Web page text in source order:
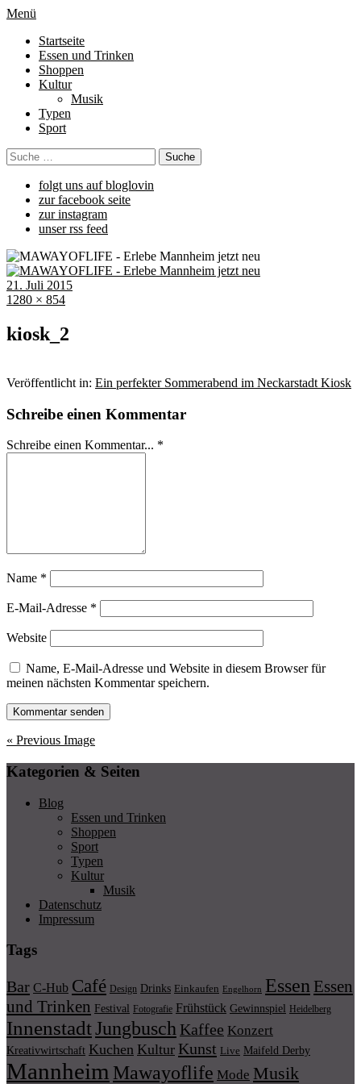
Menü
Startseite
Essen und Trinken
Shoppen
Kultur
Musik
Typen
Sport
folgt uns auf bloglovin
zur facebook seite
zur instagram
unser rss feed
21. Juli 2015
1280 × 854
kiosk_2
Veröffentlicht in: Ein perfekter Sommerabend im Neckarstadt Kiosk
Schreibe einen Kommentar
Schreibe einen Kommentar... *
Name *
E-Mail-Adresse *
Website
Name, E-Mail-Adresse und Website in diesem Browser für
meinen nächsten Kommentar speichern.
« Previous Image
Kategorien & Seiten
Blog
Essen und Trinken
Shoppen
Sport
Typen
Kultur
Musik
Datenschutz
Impressum
Tags
Bar C-Hub Café Design Drinks Einkaufen Engelhorn Essen Essen
und Trinken Festival Fotografie Frühstück Gewinnspiel Heidelberg
InnenstadtJungbusch Kaffee Konzert
Kreativwirtschaft Kuchen Kultur Kunst Live Maifeld Derby
Mannheim Mawayoflife Mode Musik